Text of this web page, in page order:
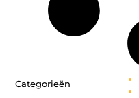
Categorieën